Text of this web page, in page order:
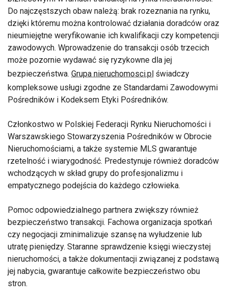
Do najczęstszych obaw należą: brak rozeznania na rynku,
dzięki któremu można kontrolować działania doradców oraz
nieumiejętne weryfikowanie ich kwalifikacji czy kompetencji
zawodowych. Wprowadzenie do transakcji osób trzecich
może pozornie wydawać się ryzykowne dla jej
bezpieczeństwa. Grupa nieruchomosci.pl świadczy
kompleksowe usługi zgodne ze Standardami Zawodowymi
Pośredników i Kodeksem Etyki Pośredników.
Członkostwo w Polskiej Federacji Rynku Nieruchomości i
Warszawskiego Stowarzyszenia Pośredników w Obrocie
Nieruchomościami, a także systemie MLS gwarantuje
rzetelność i wiarygodność. Predestynuje również doradców
wchodzących w skład grupy do profesjonalizmu i
empatycznego podejścia do każdego człowieka.
Pomoc odpowiedzialnego partnera zwiększy również
bezpieczeństwo transakcji. Fachowa organizacja spotkań
czy negocjacji zminimalizuje szansę na wyłudzenie lub
utratę pieniędzy. Staranne sprawdzenie księgi wieczystej
nieruchomości, a także dokumentacji związanej z podstawą
jej nabycia, gwarantuje całkowite bezpieczeństwo obu
stron.